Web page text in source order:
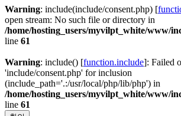
Warning: include(include/consent.php) [
open stream: No such file or directory in
/home/hosting_users/myvilpt_white/www/
line 61
Warning: include() [function.include]: Failed
'include/consent.php' for inclusion
(include_path='.:/usr/local/php/lib/php') in
/home/hosting_users/myvilpt_white/www/
line 61